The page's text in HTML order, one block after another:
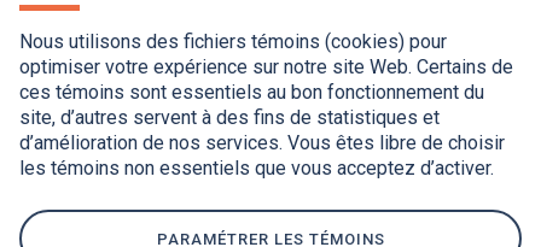
Nous utilisons des fichiers témoins (cookies) pour
optimiser votre expérience sur notre site Web. Certains de
ces témoins sont essentiels au bon fonctionnement du
site, d’autres servent à des fins de statistiques et
d’amélioration de nos services. Vous êtes libre de choisir
les témoins non essentiels que vous acceptez d’activer.
PARAMÉTRER LES TÉMOINS
Accessibilité
Application de la Charte de la langue française
Politique de confidentialité
Québec.ca
Ce